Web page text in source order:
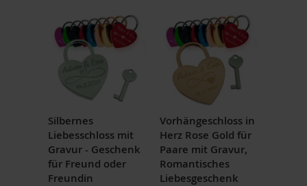
Silbernes
Liebesschloss mit
Gravur - Geschenk
für Freund oder
Freundin
Vorhängeschloss in
Herz Rose Gold für
Paare mit Gravur,
Romantisches
Liebesgeschenk